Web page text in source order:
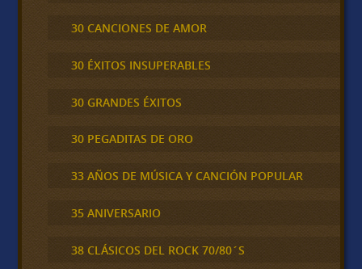
30 CANCIONES DE AMOR
30 ÉXITOS INSUPERABLES
30 GRANDES ÉXITOS
30 PEGADITAS DE ORO
33 AÑOS DE MÚSICA Y CANCIÓN POPULAR
35 ANIVERSARIO
38 CLÁSICOS DEL ROCK 70/80´S